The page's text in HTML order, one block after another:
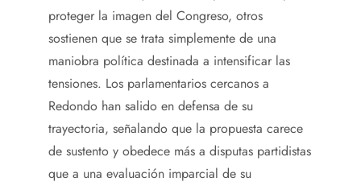
proteger la imagen del Congreso, otros
sostienen que se trata simplemente de una
maniobra política destinada a intensificar las
tensiones. Los parlamentarios cercanos a
Redondo han salido en defensa de su
trayectoria, señalando que la propuesta carece
de sustento y obedece más a disputas partidistas
que a una evaluación imparcial de su